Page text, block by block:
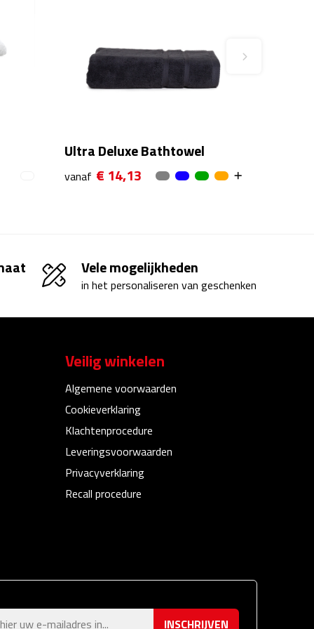
Ultra Deluxe Bathtowel
vanaf € 14,13
Vele mogelijkheden
in het personaliseren van geschenken
Veilig winkelen
Algemene voorwaarden
Cookieverklaring
Klachtenprocedure
Leveringsvoorwaarden
Privacyverklaring
Recall procedure